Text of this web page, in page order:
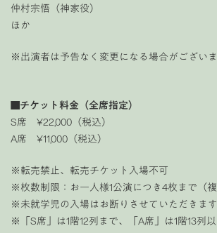
仲村宗悟（神家役）
ほか
※出演者は予告なく変更になる場合がございま
■チケット料金（全席指定）
S席 ¥22,000（税込）
A席 ¥11,000（税込）
※転売禁止、転売チケット入場不可
※枚数制限：お一人様1公演につき4枚まで（複
※未就学児の入場はお断りさせていただきます
※「S席」は1階12列まで、「A席」は1階13列